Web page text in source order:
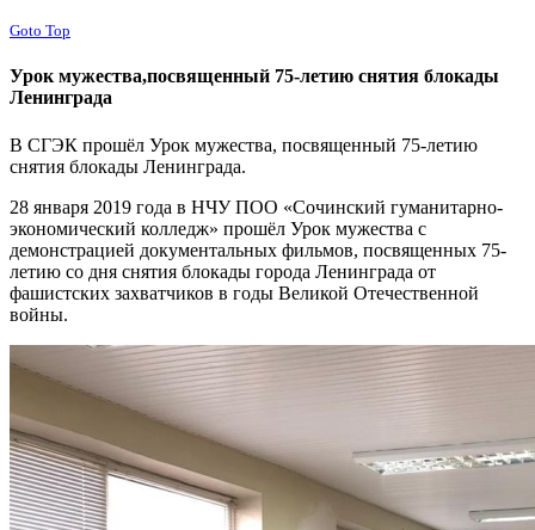
Goto Top
Урок мужества,посвященный 75-летию снятия блокады
Ленинграда
В СГЭК прошёл Урок мужества, посвященный 75-летию
снятия блокады Ленинграда.
28 января 2019 года в НЧУ ПОО «Сочинский гуманитарно-
экономический колледж» прошёл Урок мужества с
демонстрацией документальных фильмов, посвященных 75-
летию со дня снятия блокады города Ленинграда от
фашистских захватчиков в годы Великой Отечественной
войны.